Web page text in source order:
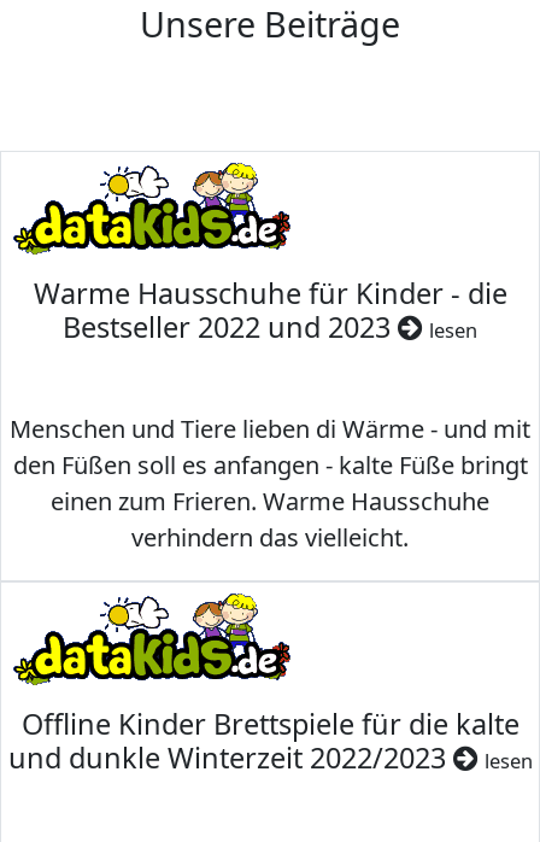
Unsere Beiträge
Warme Hausschuhe für Kinder - die
Bestseller 2022 und 2023
lesen
Menschen und Tiere lieben di Wärme - und mit
den Füßen soll es anfangen - kalte Füße bringt
einen zum Frieren. Warme Hausschuhe
verhindern das vielleicht.
Offline Kinder Brettspiele für die kalte
und dunkle Winterzeit 2022/2023
lesen